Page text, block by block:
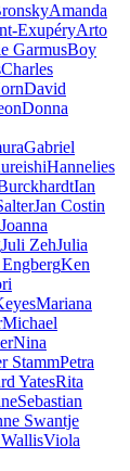
Amanda
ExupéryArto
GarmusBoy
Charles
David
Donna
Gabriel
Hannelies
Ian
Jan Costin
Joanna
Juli ZehJulia
Ken
Mariana
Michael
Nina
StammPetra
YatesRita
Sebastian
Swantje
Viola